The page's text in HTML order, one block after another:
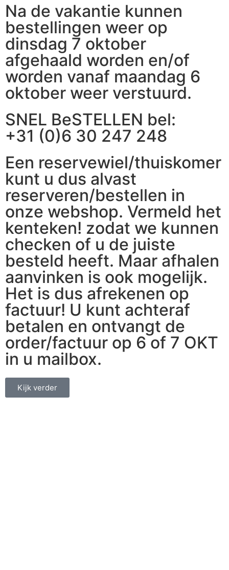
Na de vakantie kunnen
bestellingen weer op
dinsdag 7 oktober
afgehaald worden en/of
worden vanaf maandag 6
oktober weer verstuurd.
SNEL BeSTELLEN bel:
+31 (0)6 30 247 248
Een reservewiel/thuiskomer
kunt u dus alvast
reserveren/bestellen in
onze webshop. Vermeld het
kenteken! zodat we kunnen
checken of u de juiste
besteld heeft. Maar afhalen
aanvinken is ook mogelijk.
Het is dus afrekenen op
factuur! U kunt achteraf
betalen en ontvangt de
order/factuur op 6 of 7 OKT
in u mailbox.
Kijk verder